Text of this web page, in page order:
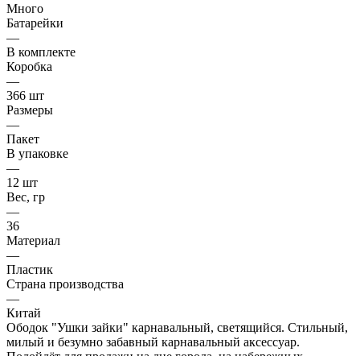
Много
Батарейки
—
В комплекте
Коробка
—
366 шт
Размеры
—
Пакет
В упаковке
—
12 шт
Вес, гр
—
36
Материал
—
Пластик
Страна производства
—
Китай
Ободок "Ушки зайки" карнавальный, светящийся. Стильный,
милый и безумно забавный карнавальный аксессуар.